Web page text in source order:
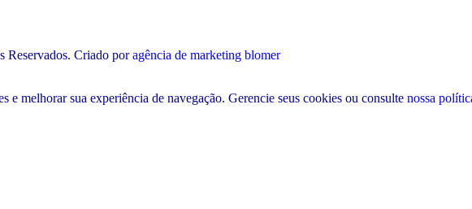
Reservados. Criado poragência de marketing blomer
e melhorar sua experiência de navegação. Gerencie seus cookies ou consulte nossa